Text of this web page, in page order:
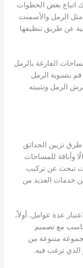
اتباع بعض الخطوات
مثل الرمل والأسمنت
عن طريق تنظيفها
الفارغة بالرمل
قم بتسوية الرمل
الرمل وتثبيته
تزيين الحدائق
وأناقة للمساحات
تبحث عن تركيب
خدمات العديد من
عدة عوامل. أولاً،
مع تصميم
متنوعة من
الذي ترغب فيه.